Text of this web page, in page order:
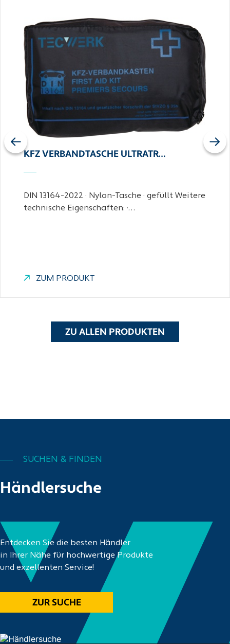
KFZ VERBANDTASCHE ULTRATR…
DIN 13164-2022 · Nylon-Tasche · gefüllt Weitere
technische Eigenschaften: ·…
ZUM PRODUKT
Previous Next
ZU ALLEN PRODUKTEN
Händlersuche
SUCHEN & FINDEN
Entdecken Sie die besten Händler
in Ihrer Nähe für hochwertige Produkte
und exzellenten Service!
ZUR SUCHE